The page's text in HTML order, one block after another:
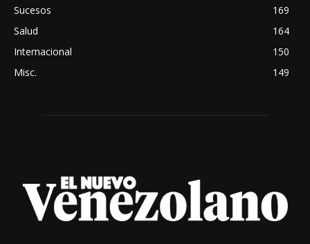
Sucesos
169
Salud
164
Internacional
150
Misc.
149